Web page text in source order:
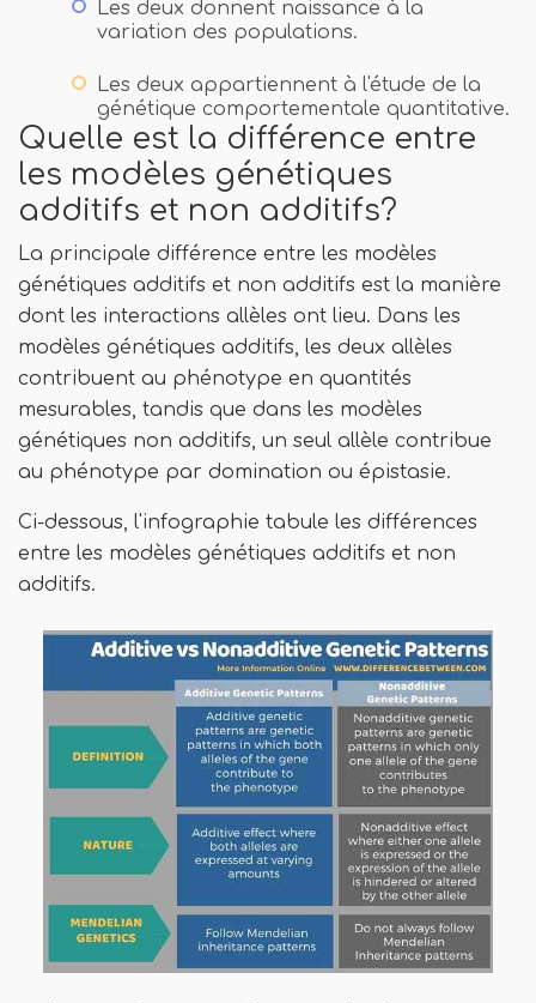
Les deux donnent naissance à la
variation des populations.
Les deux appartiennent à l'étude de la
génétique comportementale quantitative.
Quelle est la différence entre
les modèles génétiques
additifs et non additifs?
La principale différence entre les modèles
génétiques additifs et non additifs est la manière
dont les interactions allèles ont lieu. Dans les
modèles génétiques additifs, les deux allèles
contribuent au phénotype en quantités
mesurables, tandis que dans les modèles
génétiques non additifs, un seul allèle contribue
au phénotype par domination ou épistasie.
Ci-dessous, l'infographie tabule les différences
entre les modèles génétiques additifs et non
additifs.